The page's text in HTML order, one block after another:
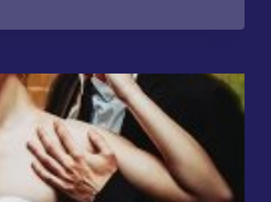
СВЕТ,